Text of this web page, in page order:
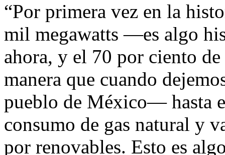
“Por primera vez en la
mil megawatts —es algo
ahora, y el 70 por ciento
manera que cuando
pueblo de México— hasta
consumo de gas natural y
por renovables. Esto es